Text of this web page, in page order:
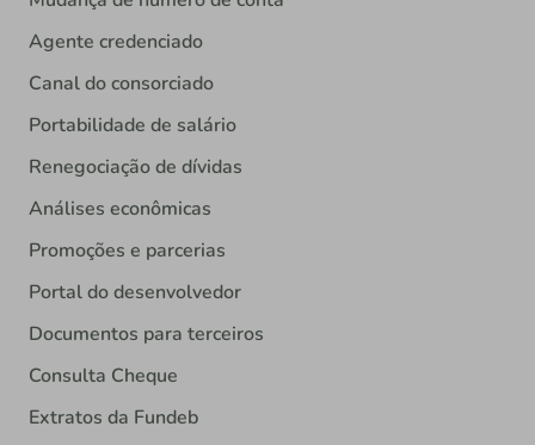
Agente credenciado
Canal do consorciado
Portabilidade de salário
Renegociação de dívidas
Análises econômicas
Promoções e parcerias
Portal do desenvolvedor
Documentos para terceiros
Consulta Cheque
Extratos da Fundeb